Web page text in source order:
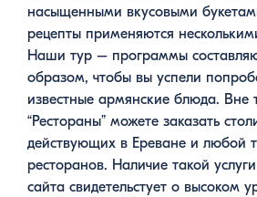
насыщенными вкусовыми
рецепты применяются
Наши тур – программы
образом, чтобы вы успели
известные армянские блюда. Вне
“Рестораны” можете заказать
действующих в Ереване и любой
ресторанов. Наличие такой
сайта свидетельстует о высоком